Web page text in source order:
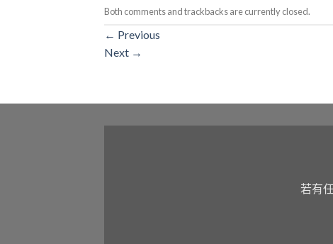
Both comments and trackbacks are currently closed.
← Previous
Next →
若有